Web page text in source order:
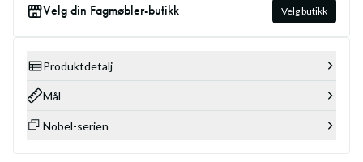
Velg din Fagmøbler-butikk Velg butikk
Produktdetalj
Mål
Nobel-serien